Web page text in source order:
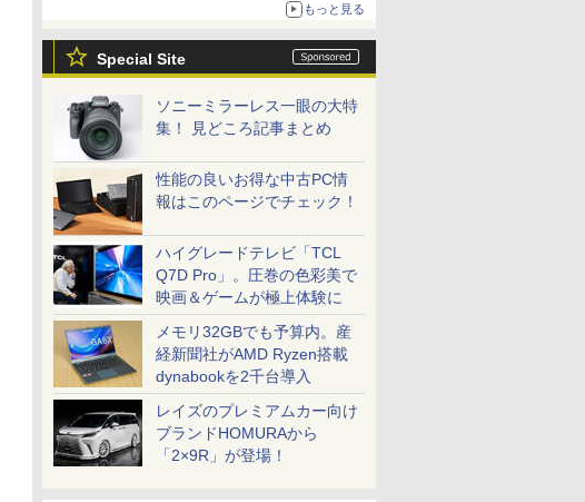
もっと見る
Special Site
ソニーミラーレス一眼の大特
集！ 見どころ記事まとめ
性能の良いお得な中古PC情
報はこのページでチェック！
ハイグレードテレビ「TCL
Q7D Pro」。圧巻の色彩美で
映画＆ゲームが極上体験に
メモリ32GBでも予算内。産
経新聞社がAMD Ryzen搭載
dynabookを2千台導入
レイズのプレミアムカー向け
ブランドHOMURAから
「2×9R」が登場！